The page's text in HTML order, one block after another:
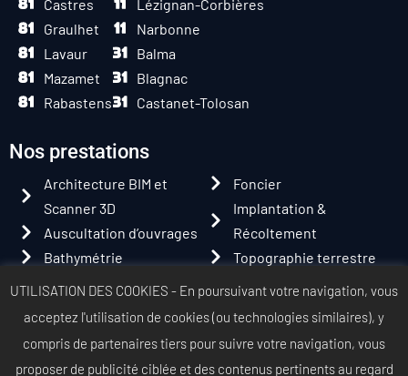
Castres
Graulhet
Lavaur
Mazamet
Rabastens
Lézignan-Corbières
Narbonne
Balma
Blagnac
Castanet-Tolosan
Nos prestations
Architecture BIM et
Scanner 3D
Auscultation d’ouvrages
Bathymétrie
Expertise Judiciaire
Foncier
Implantation &
Récoltement
Topographie terrestre
Urbanisme &
Aménagement
UTILISATION DES COOKIES - En poursuivant votre navigation, vous
acceptez l'utilisation de cookies (ou technologies similaires), y
compris de partenaires tiers pour suivre votre navigation, vous
proposer de publicité ciblée et des contenus pertinents au regard